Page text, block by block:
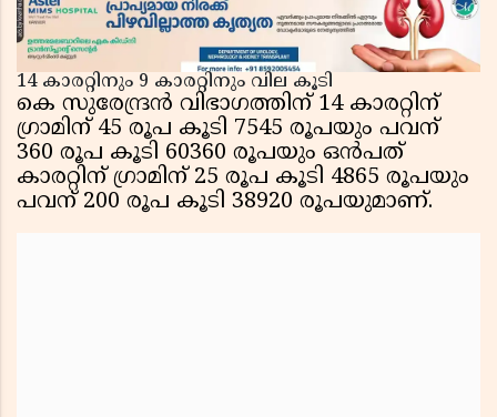
14 കാരറ്റിനും 9 കാരറ്റിനും വില കൂടി
കെ സുരേന്ദ്രന്‍ വിഭാഗത്തിന് 14 കാരറ്റിന്
ഗ്രാമിന് 45 രൂപ കൂടി 7545 രൂപയും പവന്
360 രൂപ കൂടി 60360 രൂപയും ഒന്‍പത്
കാരറ്റിന് ഗ്രാമിന് 25 രൂപ കൂടി 4865 രൂപയും
പവന് 200 രൂപ കൂടി 38920 രൂപയുമാണ്.